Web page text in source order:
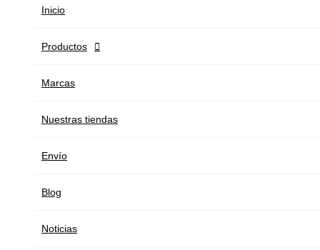
Inicio
Productos 
Marcas
Nuestras tiendas
Envío
Blog
Noticias